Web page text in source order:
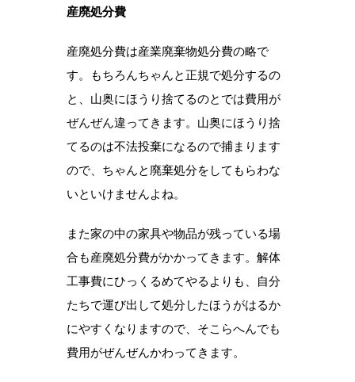
産廃処分費
産廃処分費は産業廃棄物処分費の略で
す。もちろんちゃんと正規で処分するの
と、山奥にほうり捨てるのとでは費用が
ぜんぜん違ってきます。山奥にほうり捨
てるのは不法投棄になるので捕まります
ので、ちゃんと廃棄処分をしてもらわな
いといけませんよね。
また家の中の家具や物品が残っている場
合も産廃処分費がかかってきます。解体
工事費にひっくるめてやるよりも、自分
たちで運び出して処分したほうがはるか
にやすくなりますので、そこらへんでも
費用がぜんぜんかわってきます。